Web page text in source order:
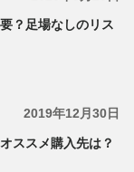
？足場なしのリス
2019年12月30日
ススメ購入先は？